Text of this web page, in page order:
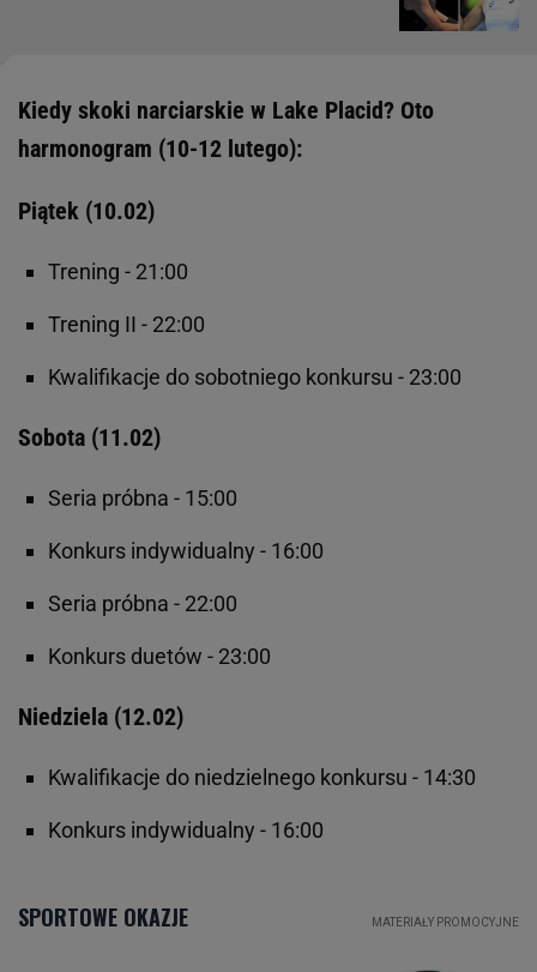
Kiedy skoki narciarskie w Lake Placid? Oto
harmonogram (10-12 lutego):
Piątek (10.02)
Trening - 21:00
Trening II - 22:00
Kwalifikacje do sobotniego konkursu - 23:00
Sobota (11.02)
Seria próbna - 15:00
Konkurs indywidualny - 16:00
Seria próbna - 22:00
Konkurs duetów - 23:00
Niedziela (12.02)
Kwalifikacje do niedzielnego konkursu - 14:30
Konkurs indywidualny - 16:00